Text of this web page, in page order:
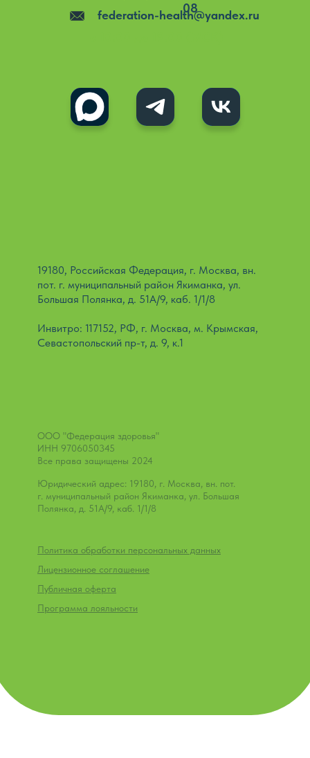
Юридический адрес: 19180, г. Москва, вн. пот.
г. муниципальный район Якиманка, ул. Большая
Полянка, д. 51А/9, каб. 1/1/8
19180, Российская Федерация, г. Москва, вн.
пот. г. муниципальный район Якиманка, ул.
Большая Полянка, д. 51А/9, каб. 1/1/8
Инвитро: 117152, РФ, г. Москва, м. Крымская,
Севастопольский пр-т, д. 9, к.1
ООО "Федерация здоровья"
ИНН 9706050345
Все права защищены 2024
Лицензионное соглашение
Публичная оферта
Программа лояльности
Политика обработки персональных данных
08
federation-health@yandex.ru